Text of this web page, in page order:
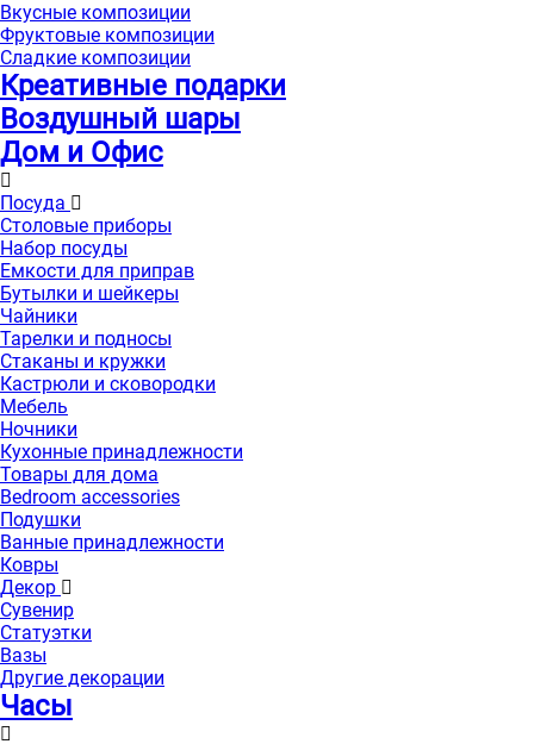
Вкусные композиции
Фруктовые композиции
Сладкие композиции
Креативные подарки
Воздушный шары
Дом и Офис
Посуда
Столовые приборы
Набор посуды
Емкости для приправ
Бутылки и шейкеры
Чайники
Тарелки и подносы
Стаканы и кружки
Кастрюли и сковородки
Мебель
Ночники
Кухонные принадлежности
Товары для дома
Bedroom accessories
Подушки
Ванные принадлежности
Ковры
Декор
Сувенир
Статуэтки
Вазы
Другие декорации
Часы